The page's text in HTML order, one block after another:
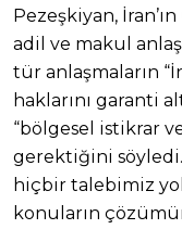
Pezeşkiyan,
adil ve makul
tür anlaşmaların
haklarını garanti
“bölgesel istikrar
gerektiğini söyledi.
hiçbir talebimiz
konuların